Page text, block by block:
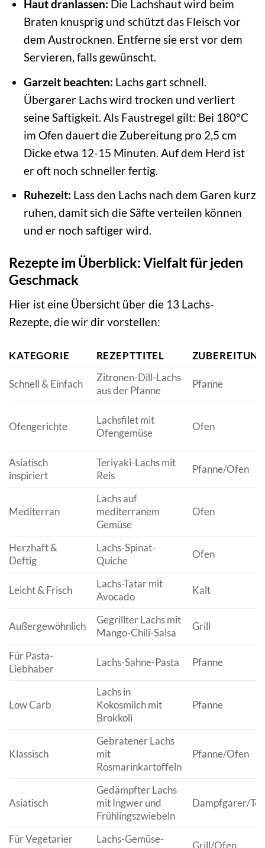
Haut dranlassen: Die Lachshaut wird beim
Braten knusprig und schützt das Fleisch vor
dem Austrocknen. Entferne sie erst vor dem
Servieren, falls gewünscht.
Garzeit beachten: Lachs gart schnell.
Übergarer Lachs wird trocken und verliert
seine Saftigkeit. Als Faustregel gilt: Bei 180°C
im Ofen dauert die Zubereitung pro 2,5 cm
Dicke etwa 12-15 Minuten. Auf dem Herd ist
er oft noch schneller fertig.
Ruhezeit: Lass den Lachs nach dem Garen kurz
ruhen, damit sich die Säfte verteilen können
und er noch saftiger wird.
Rezepte im Überblick: Vielfalt für jeden
Geschmack
Hier ist eine Übersicht über die 13 Lachs-
Rezepte, die wir dir vorstellen:
KATEGORIE REZEPTTITEL
Schnell & Einfach
Zitronen-Dill-Lachs
aus der Pfanne
Pfanne
Ofengerichte
Lachsfilet mit
Ofengemüse
Ofen
Asiatisch
inspiriert
Teriyaki-Lachs mit
Reis
Pfanne/Ofen
Mediterran
Lachs auf
mediterranem
Gemüse
Ofen
Herzhaft &
Deftig
Lachs-Spinat-
Quiche
Ofen
Leicht & Frisch
Lachs-Tatar mit
Avocado
Kalt
Außergewöhnlich
Gegrillter Lachs mit
Mango-Chili-Salsa
Grill
Für Pasta-
Liebhaber
Lachs-Sahne-Pasta Pfanne
Low Carb
Lachs in
Kokosmilch mit
Brokkoli
Pfanne
Klassisch
Gebratener Lachs
mit
Rosmarinkartoffeln
Pfanne/Ofen
Asiatisch
Gedämpfter Lachs
mit Ingwer und
Frühlingszwiebeln
Dampfgarer/
Für Vegetarier
Lachs-Gemüse-
Grill/Ofen